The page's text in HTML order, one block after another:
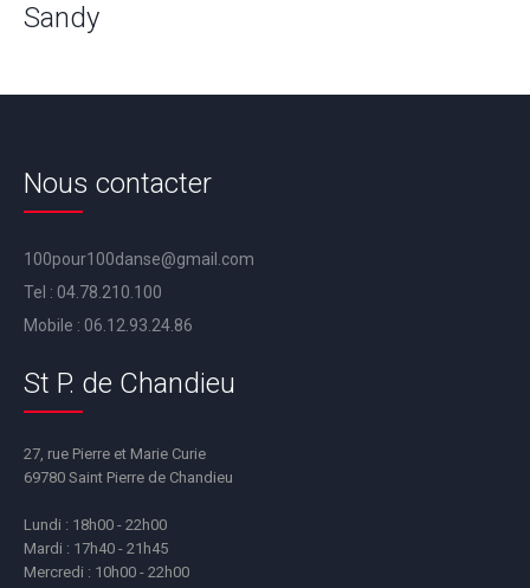
Sandy
Nous contacter
100pour100danse@gmail.com
Tel : 04.78.210.100
Mobile : 06.12.93.24.86
St P. de Chandieu
27, rue Pierre et Marie Curie
69780 Saint Pierre de Chandieu
Lundi : 18h00 - 22h00
Mardi : 17h40 - 21h45
Mercredi : 10h00 - 22h00